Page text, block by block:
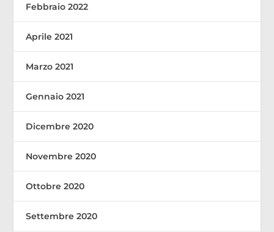
Febbraio 2022
Aprile 2021
Marzo 2021
Gennaio 2021
Dicembre 2020
Novembre 2020
Ottobre 2020
Settembre 2020